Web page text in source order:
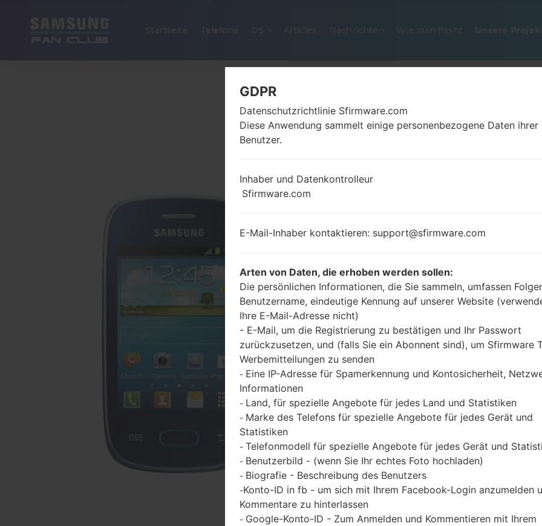
Nachrichten Wie man flasht Unsere
OFFIZIELLER FIRMWARE
Startseite → Galaxy Pocket Neo → SamsungGT-S5310B
Laden Sie das neueste Firmware-Update für
Vergessen Sie jedoch nicht zu überprüfen, ob
angegebenen GT-S5310B entspricht. Der
wird mit der PDA-Version S5310BVJANA1 und
S5310BVJANA1 geliefert. Die
Jelly Bean 4.1.2. Detalierte Anleitung, wie man
geflascht wird,gibt es hier
DATEINAME
GT-S5310B_ZVV_1_2014022415
4920_htu99j3m01
DATEIGRÖSSE 554.5 MiB
OS
CSC AUSFÜHRUNG
GDPR
Datenschutzrichtlinie Sfirmware.com
Diese Anwendung sammelt einige personenbezogene Daten ihrer
Benutzer.
Inhaber und Datenkontrolleur
Sfirmware.com
E-Mail-Inhaber kontaktieren: support@sfirmware.com
Arten von Daten, die erhoben werden sollen:
Die persönlichen Informationen, die Sie sammeln, umfassen
Benutzername, eindeutige Kennung auf unserer Website
Ihre E-Mail-Adresse nicht)
- E-Mail, um die Registrierung zu bestätigen und Ihr Passwort
zurückzusetzen, und (falls Sie ein Abonnent sind), um Sfirmware
Werbemitteilungen zu senden
- Eine IP-Adresse für Spamerkennung und Kontosicherheit,
Informationen
- Land, für spezielle Angebote für jedes Land und Statistiken
- Marke des Telefons für spezielle Angebote für jedes Gerät und
Statistiken
- Telefonmodell für spezielle Angebote für jedes Gerät und
- Benutzerbild - (wenn Sie Ihr echtes Foto hochladen)
- Biografie - Beschreibung des Benutzers
-Konto-ID in fb - um sich mit Ihrem Facebook-Login anzumelden
Kommentare zu hinterlassen
- Google-Konto-ID - Zum Anmelden und Kommentieren mit Ihrem